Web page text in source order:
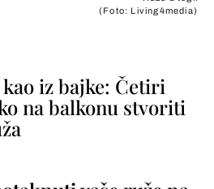
(Foto: Living4media)
iz bajke: Četiri
na balkonu stvoriti